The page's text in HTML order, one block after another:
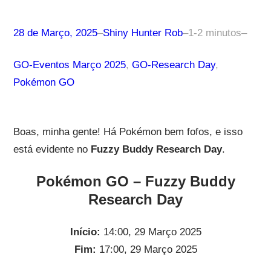
28 de Março, 2025–Shiny Hunter Rob–1-2 minutos–
GO-Eventos Março 2025, GO-Research Day
Pokémon GO
Boas, minha gente! Há Pokémon bem fofos, e isso
está evidente no Fuzzy Buddy Research Day.
Pokémon GO – Fuzzy Buddy
Research Day
Início: 14:00, 29 Março 2025
Fim: 17:00, 29 Março 2025